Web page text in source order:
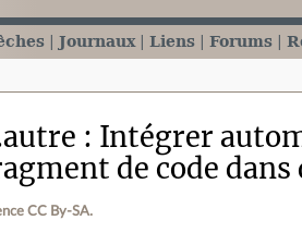
Journaux Liens Forums
Intégrer
de code
CC By‑SA.